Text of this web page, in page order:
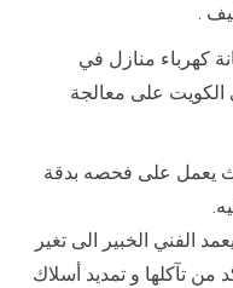
.
كهرباء منازل في
الكويت على معالجة
يعمل على فحصه بدقة
الفني الخبير الى تغير
من تآكلها و تمديد أسلاك